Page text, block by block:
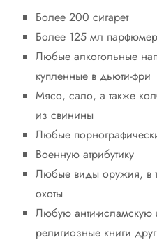
Более 200 сигарет
Более 125 мл
Любые алкогольные
купленные в дьюти-фри
Мясо, сало, а также
из свинины
Любые
Военную атрибутику
Любые виды оружия, в
охоты
Любую анти-исламскую
религиозные книги